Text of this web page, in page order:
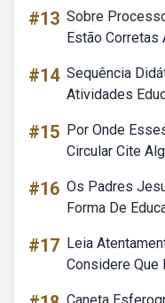
#13 Sobre
Estão Corretas
#14 Sequência
Atividades
#15 Por Onde
Circular Cite
#16 Os Padres
Forma De
#17 Leia
Considere Que